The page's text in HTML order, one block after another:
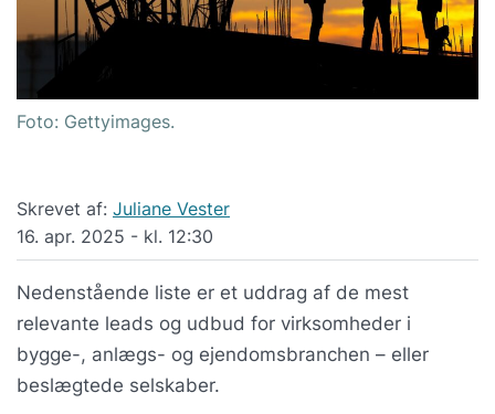
Foto: Gettyimages.
Skrevet af: Juliane Vester
16. apr. 2025 - kl. 12:30
Nedenstående liste er et uddrag af de mest
relevante leads og udbud for virksomheder i
bygge-, anlægs- og ejendomsbranchen – eller
beslægtede selskaber.